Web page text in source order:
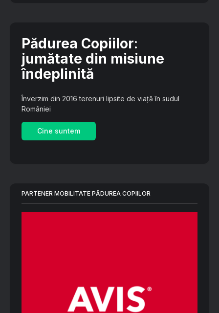
Pădurea Copiilor:
jumătate din misiune
îndeplinită
Înverzim din 2016 terenuri lipsite de viață în sudul
României
Cine suntem
PARTENER MOBILITATE PĂDUREA COPIILOR